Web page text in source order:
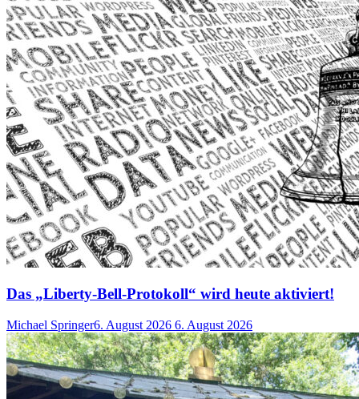
Das „Liberty-Bell-Protokoll“ wird heute aktiviert!
Michael Springer6. August 2026 6. August 2026